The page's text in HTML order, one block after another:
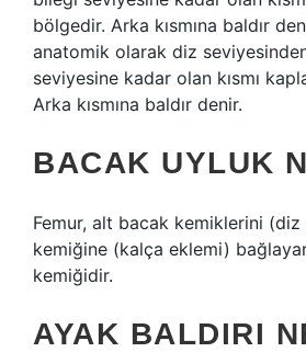
bölgedir. Arka kısmına baldır
anatomik olarak diz
seviyesine kadar olan kısmı
Arka kısmına baldır denir.
BACAK UYLUK
Femur, alt bacak kemiklerini
kemiğine (kalça eklemi)
kemiğidir.
AYAK BALDIRI